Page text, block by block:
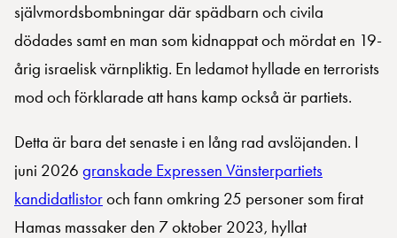
självmordsbombningar där spädbarn och civila
dödades samt en man som kidnappat och mördat en 19-
årig israelisk värnpliktig. En ledamot hyllade en terrorists
mod och förklarade att hans kamp också är partiets.
Detta är bara det senaste i en lång rad avslöjanden. I
juni 2026 granskade Expressen Vänsterpartiets
kandidatlistoroch fann omkring 25 personer som firat
Hamas massaker den 7 oktober 2023, hyllat